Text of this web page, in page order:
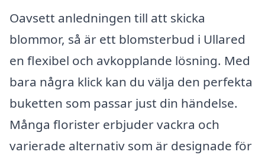
Oavsett anledningen till att skicka
blommor, så är ett blomsterbud i Ullared
en flexibel och avkopplande lösning. Med
bara några klick kan du välja den perfekta
buketten som passar just din händelse.
Många florister erbjuder vackra och
varierade alternativ som är designade för